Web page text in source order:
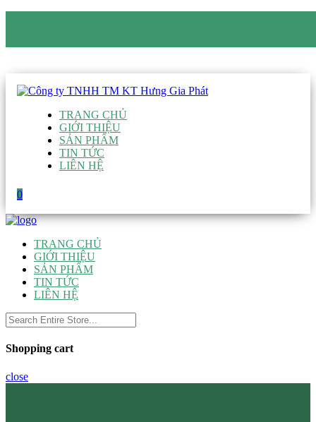
TRANG CHỦ
GIỚI THIỆU
SẢN PHẨM
TIN TỨC
LIÊN HỆ
0
TRANG CHỦ
GIỚI THIỆU
SẢN PHẨM
TIN TỨC
LIÊN HỆ
Shopping cart
close